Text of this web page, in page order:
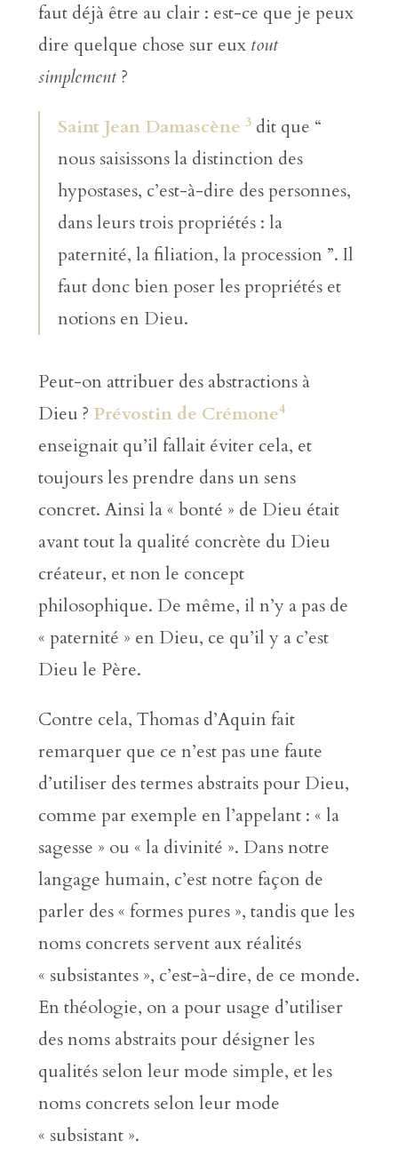
faut déjà être au clair : est-ce que je peux
dire quelque chose sur eux tout
simplement ?
Saint Jean Damascène 3dit que “
nous saisissons la distinction des
hypostases, c’est-à-dire des personnes,
dans leurs trois propriétés : la
paternité, la filiation, la procession ”. Il
faut donc bien poser les propriétés et
notions en Dieu.
Peut-on attribuer des abstractions à
Dieu ? Prévostin de Crémone4
enseignait qu’il fallait éviter cela, et
toujours les prendre dans un sens
concret. Ainsi la « bonté » de Dieu était
avant tout la qualité concrète du Dieu
créateur, et non le concept
philosophique. De même, il n’y a pas de
« paternité » en Dieu, ce qu’il y a c’est
Dieu le Père.
Contre cela, Thomas d’Aquin fait
remarquer que ce n’est pas une faute
d’utiliser des termes abstraits pour Dieu,
comme par exemple en l’appelant : « la
sagesse » ou « la divinité ». Dans notre
langage humain, c’est notre façon de
parler des « formes pures », tandis que les
noms concrets servent aux réalités
« subsistantes », c’est-à-dire, de ce monde.
En théologie, on a pour usage d’utiliser
des noms abstraits pour désigner les
qualités selon leur mode simple, et les
noms concrets selon leur mode
« subsistant ».